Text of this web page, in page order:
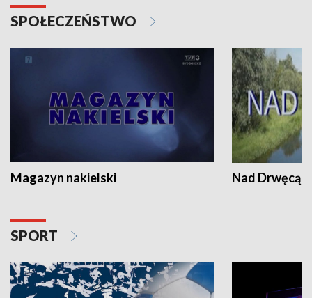
SPOŁECZEŃSTWO
Magazyn nakielski Nad Drwęcą
SPORT